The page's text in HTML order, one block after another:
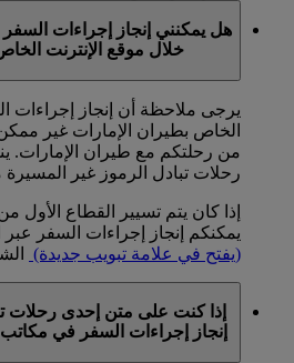
هل يمكنني إنجاز إجراءات
خلال موقع الإنترنت
يرجى ملاحظة أن إنجاز إجراءات
الخاص بطيران الإمارات غير
من رحلتكم مع طيران الإمارات.
رحلات تبادل الرموز غير
إذا كان يتم تسيير القطاع
يمكنكم إنجاز إجراءات السفر عبر
(يفتح في علامة تبويب جديدة)
إذا كنت على متن إحدى رحلات
إنجاز إجراءات السفر في